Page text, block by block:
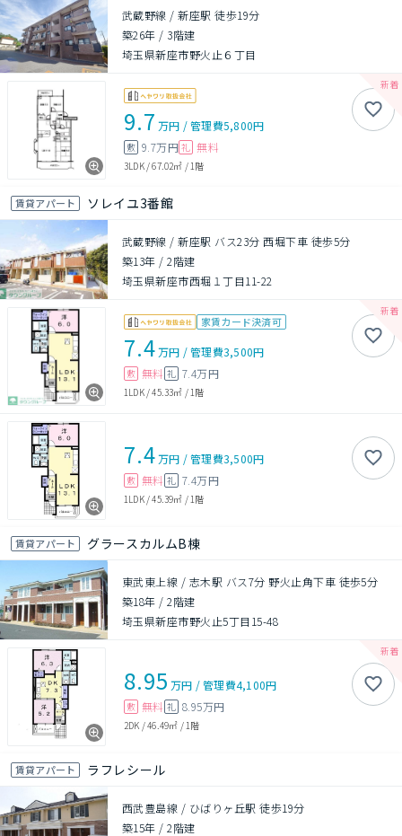
武蔵野線 / 新座駅 徒歩19分
築26年 / 3階建
埼玉県新座市野火止６丁目
9.7 万円 /管理費5,800円
敷 9.7万円 礼 無料
3LDK/67.02㎡ /1階
賃貸アパート ソレイユ3番館
武蔵野線 / 新座駅 バス23分 西堀下車 徒歩5分
築13年 /2階建
埼玉県新座市西堀１丁目11-22
家賃カード決済可
7.4万円 /管理費3,500円
敷 無料 礼 7.4万円
1LDK/45.33㎡ /1階
7.4万円 /管理費3,500円
敷 無料 礼 7.4万円
1LDK/45.39㎡ / 1階
賃貸アパート グラースカルムB棟
東武東上線 / 志木駅 バス7分 野火止角下車 徒歩5分
築18年 /2階建
埼玉県新座市野火止5丁目15-48
8.95 万円 /管理費4,100円
敷 無料 礼 8.95万円
2DK /46.49㎡ / 1階
賃貸アパート ラフレシール
西武豊島線 / ひばりヶ丘駅 徒歩19分
築15年 /2階建